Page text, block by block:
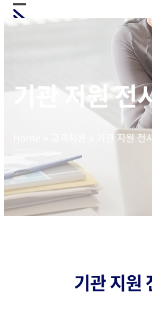
Skip
to Open
Close
기관 지원 전
기관 지원 전
기관 지원